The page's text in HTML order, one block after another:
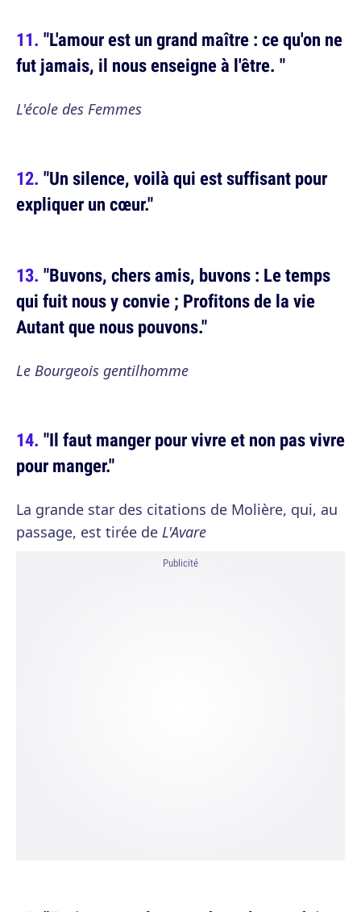
"L'amour est un grand maître : ce qu'on ne
fut jamais, il nous enseigne à l'être. "
L'école des Femmes
"Un silence, voilà qui est suffisant pour
expliquer un cœur."
"Buvons, chers amis, buvons : Le temps
qui fuit nous y convie ; Profitons de la vie
Autant que nous pouvons."
Le Bourgeois gentilhomme
"Il faut manger pour vivre et non pas vivre
pour manger."
La grande star des citations de Molière, qui, au
passage, est tirée de L'Avare
Publicité